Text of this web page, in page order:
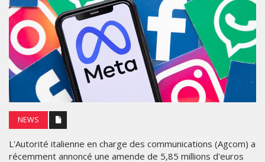
NEWS
L'Autorité italienne en charge des communications (Agcom) a
récemment annoncé une amende de 5,85 millions d'euros